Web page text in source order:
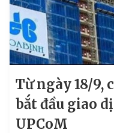
Từ ngày 18/9,
bắt đầu giao
UPCoM